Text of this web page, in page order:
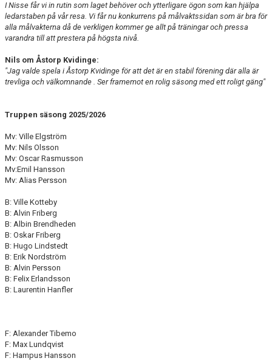
I Nisse får vi in rutin som laget behöver och ytterligare ögon som kan hjälpa
ledarstaben på vår resa. Vi får nu konkurrens på målvaktssidan som är bra för
alla målvakterna då de verkligen kommer ge allt på träningar och pressa
varandra till att prestera på högsta nivå.
Nils om Åstorp Kvidinge:
"Jag valde spela i Åstorp Kvidinge för att det är en stabil förening där alla är
trevliga och välkomnande . Ser framemot en rolig säsong med ett roligt gäng"
Truppen säsong 2025/2026
Mv: Ville Elgström
Mv: Nils Olsson
Mv: Oscar Rasmusson
Mv:Emil Hansson
Mv: Alias Persson
B: Ville Kotteby
B: Alvin Friberg
B: Albin Brendheden
B: Oskar Friberg
B: Hugo Lindstedt
B: Erik Nordström
B: Alvin Persson
B: Felix Erlandsson
B: Laurentin Hanfler
F: Alexander Tibemo
F: Max Lundqvist
F: Hampus Hansson